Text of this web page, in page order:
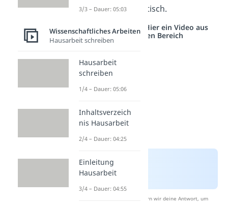
Quellenalphabetisch.
Studyflix vernetzt: Hier ein Video aus
einem anderen Bereich
Nach Beantwortung speichern wir deine Antwort, um
3/3 – Dauer: 05:03
Wissenschaftliches Arbeiten
Hausarbeit schreiben
Hausarbeit
schreiben
1/4 – Dauer: 05:06
Inhaltsverzeich
nis Hausarbeit
2/4 – Dauer: 04:25
Einleitung
Hausarbeit
3/4 – Dauer: 04:55